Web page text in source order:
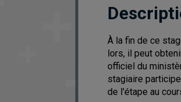
À la fin de ce
lors, il peut
officiel du
stagiaire
de l'étape au